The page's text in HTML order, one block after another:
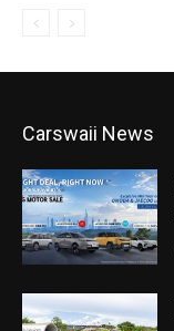
Carswaii News